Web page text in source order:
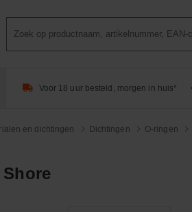
zoeken
Voor 18 uur besteld, morgen in huis*
en dichtingen Dichtingen O-ringen
Shore